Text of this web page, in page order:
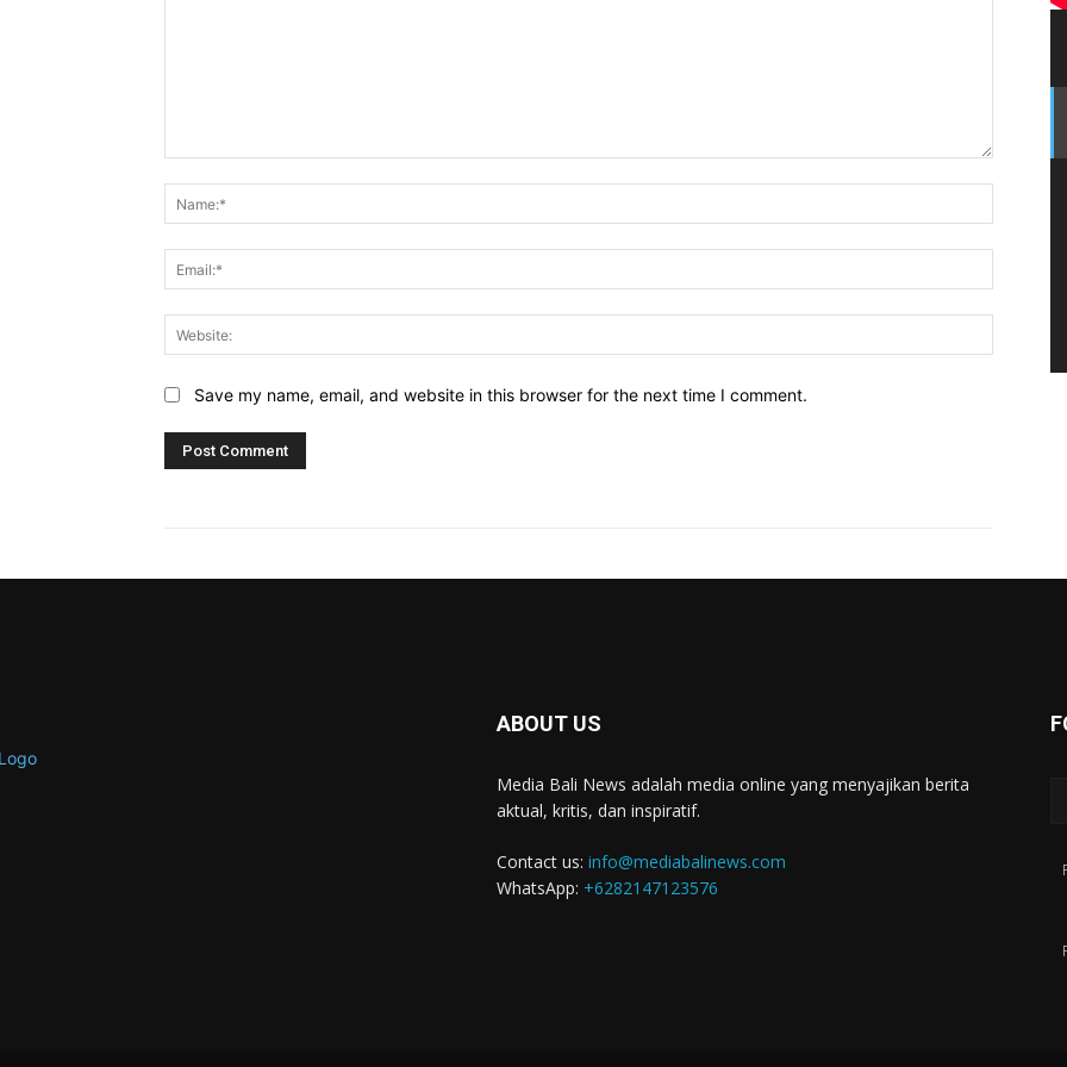
Save my name, email, and website in this browser for the next time I comment.
ABOUT US
Media Bali News adalah media online yang menyajikan berita
aktual, kritis, dan inspiratif.
Contact us: info@mediabalinews.com
WhatsApp: +6282147123576